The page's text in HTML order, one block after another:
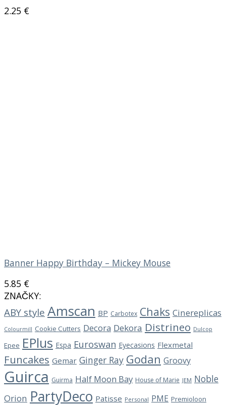
2.25 €
Banner Happy Birthday – Mickey Mouse
5.85 €
ZNAČKY:
ABY style Amscan BP Carbotex Chaks Cinereplicas
Colourmill Cookie Cutters Decora Dekora Distrineo Dulcop
Epee EPlus Espa Euroswan Eyecasions Flexmetal
Funcakes Gemar Ginger Ray Godan Groovy
Guirca Guirma Half Moon Bay House of Marie JEM Noble
Orion PartyDeco Patisse Personal PME Premioloon